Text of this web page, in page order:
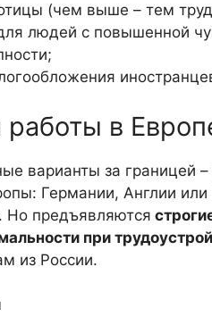
(чем выше – тем
людей с повышенной
в
варианты за границей
Германии, Англии
Но предъявляются
при
из России.